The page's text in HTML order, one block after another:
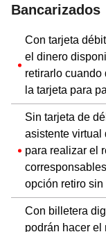
Bancarizados
Con tarjeta
el dinero
retirarlo cuando
la tarjeta para
Sin tarjeta de
asistente virtual
para realizar el
opción retiro sin
Con billetera
podrán hacer el